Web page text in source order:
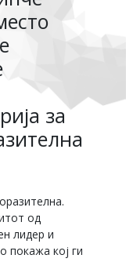
за
од
лидер и
покажа кој ги